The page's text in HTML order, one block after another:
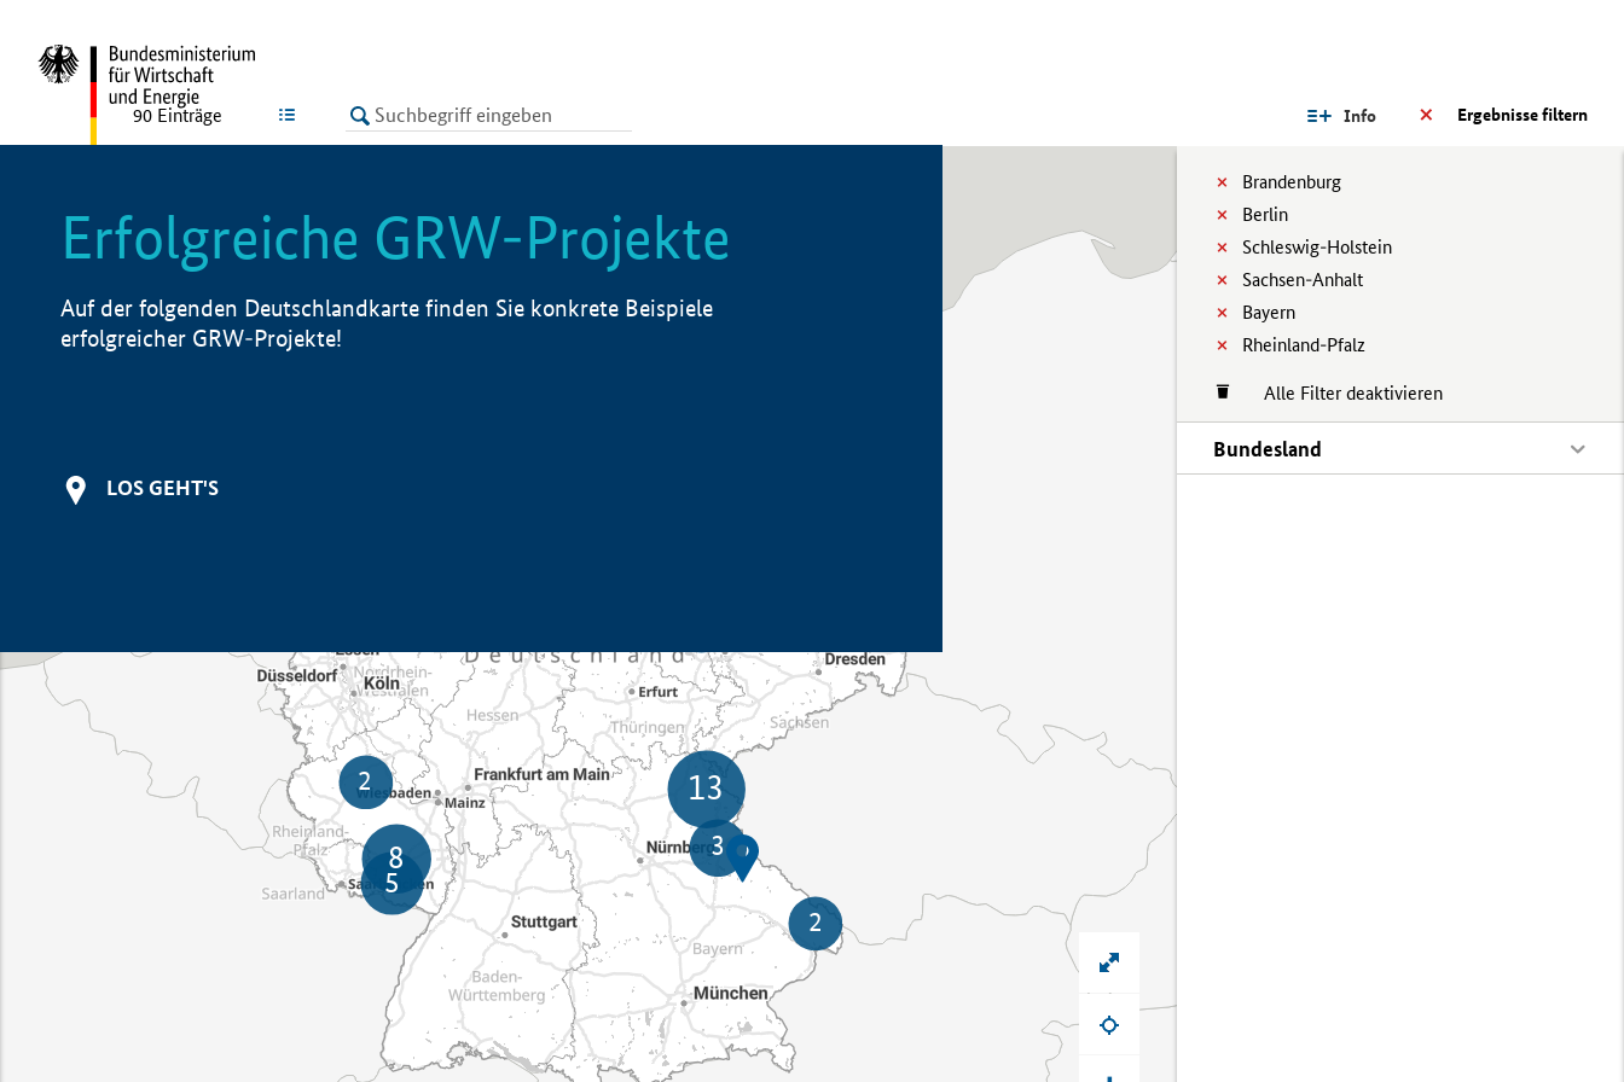
LISTE Ergebnisse filtern
Info
Brandenburg
Berlin
Schleswig-Holstein
Sachsen-Anhalt
Bayern
Rheinland-Pfalz
Alle Filter deaktivieren
Bundesland
90 Einträge
Erfolgreiche GRW-Projekte
Auf der folgenden Deutschlandkarte finden Sie konkrete Beispiele
erfolgreicher GRW-Projekte!
LOS GEHT'S